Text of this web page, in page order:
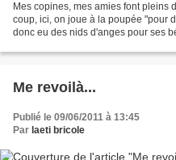
Mes copines, mes amies font pleins
coup, ici, on joue à la poupée "pour
donc eu des nids d'anges pour ses
Me revoilà...
Publié le 09/06/2011 à 13:45
Par laeti bricole